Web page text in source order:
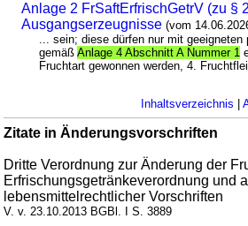
Anlage 2 FrSaftErfrischGetrV (zu §
Ausgangserzeugnisse(vom
... sein; diese dürfen nur mit geeigneten
gemäßAnlage 4 Abschnitt A Nummer 1
Fruchtart gewonnen werden, 4.
Inhaltsverzeichnis
Zitate in Änderungsvorschriften
Dritte Verordnung zur Änderung der
Erfrischungsgetränkeverordnung und
lebensmittelrechtlicher Vorschriften
V. v. 23.10.2013 BGBl. I S. 3889